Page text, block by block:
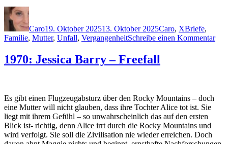
Autor
Caro19. Oktober 202513. Oktober 2025Caro, XBriefe,
Familie, Mutter, Unfall, VergangenheitSchreibe einen Kommentarzu
1970: Jessica Barry – Freefall
Es gibt einen Flugzeugabsturz über den Rocky Mountains – doch
eine Mutter will nicht glauben, dass ihre Tochter Alice tot ist. Sie
liegt mit ihrem Gefühl – so unwahrscheinlich das auf den ersten
Blick ist- richtig, denn Alice irrt durch die Rocky Mountains und
wird verfolgt. Sie soll die Zivilisation nie wieder erreichen. Doch